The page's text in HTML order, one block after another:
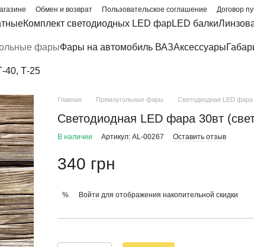
Обмен и возврат Пользовательское соглашение
Договор
Комплект светодиодных LED фарLED балки
фарыФары на автомобиль ВАЗАксессуары
Т-25
Главная Прямоугольные фары Светодиодная LED
Светодиодная LED фара 30вт
В наличии Артикул: AL-00267 Оставить отзыв
340 грн
% Войти для отображения накопительной скидки